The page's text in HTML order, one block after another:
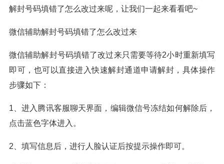
解封号码填错了怎么改过来呢，让我们一起来看看吧~
微信辅助解封号码填错了怎么改过来
微信辅助解封号码填错了改过来只需要等待2小时重新填写
即可，也可以直接进入快速解封通道申请解封，具体操作
步骤如下：
1、进入腾讯客服聊天界面，编辑微信号冻结如何解除后，
点击蓝色字体进入。
2、填写信息后，进行人脸认证后按提示操作即可。